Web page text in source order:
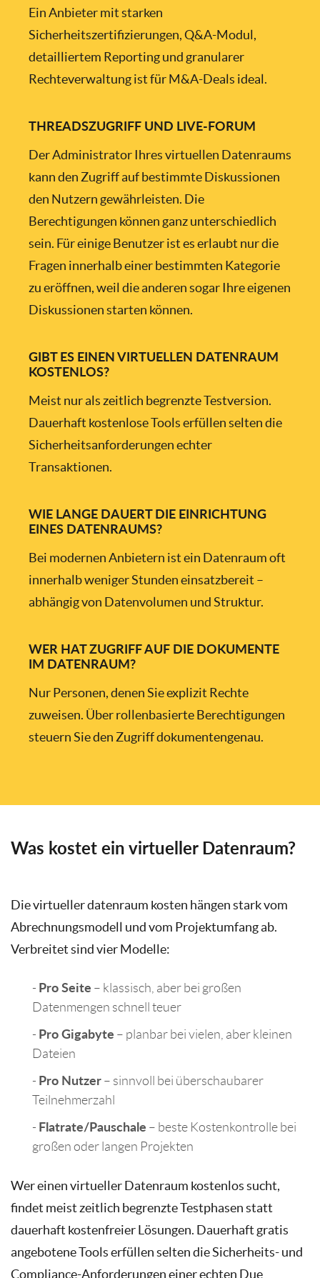
Ein Anbieter mit starken
Sicherheitszertifizierungen, Q&A-Modul,
detailliertem Reporting und granularer
Rechteverwaltung ist für M&A-Deals ideal.
THREADSZUGRIFF UND LIVE-FORUM
Der Administrator Ihres virtuellen Datenraums
kann den Zugriff auf bestimmte Diskussionen
den Nutzern gewährleisten. Die
Berechtigungen können ganz unterschiedlich
sein. Für einige Benutzer ist es erlaubt nur die
Fragen innerhalb einer bestimmten Kategorie
zu eröffnen, weil die anderen sogar Ihre eigenen
Diskussionen starten können.
GIBT ES EINEN VIRTUELLEN DATENRAUM
KOSTENLOS?
Meist nur als zeitlich begrenzte Testversion.
Dauerhaft kostenlose Tools erfüllen selten die
Sicherheitsanforderungen echter
Transaktionen.
WIE LANGE DAUERT DIE EINRICHTUNG
EINES DATENRAUMS?
Bei modernen Anbietern ist ein Datenraum oft
innerhalb weniger Stunden einsatzbereit –
abhängig von Datenvolumen und Struktur.
WER HAT ZUGRIFF AUF DIE DOKUMENTE
IM DATENRAUM?
Nur Personen, denen Sie explizit Rechte
zuweisen. Über rollenbasierte Berechtigungen
steuern Sie den Zugriff dokumentengenau.
Was kostet ein virtueller Datenraum?
Die virtueller datenraum kosten hängen stark vom
Abrechnungsmodell und vom Projektumfang ab.
Verbreitet sind vier Modelle:
Pro Seite – klassisch, aber bei großen
Datenmengen schnell teuer
Pro Gigabyte – planbar bei vielen, aber kleinen
Dateien
Pro Nutzer – sinnvoll bei überschaubarer
Teilnehmerzahl
Flatrate/Pauschale – beste Kostenkontrolle bei
großen oder langen Projekten
Wer einen virtueller Datenraum kostenlos sucht,
findet meist zeitlich begrenzte Testphasen statt
dauerhaft kostenfreier Lösungen. Dauerhaft gratis
angebotene Tools erfüllen selten die Sicherheits- und
Compliance-Anforderungen einer echten Due